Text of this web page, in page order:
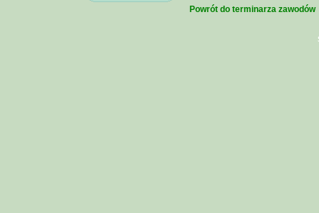
Powrót do terminarza zawodów